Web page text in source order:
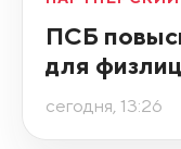
ПСБ
для физлиц
сегодня, 13:26